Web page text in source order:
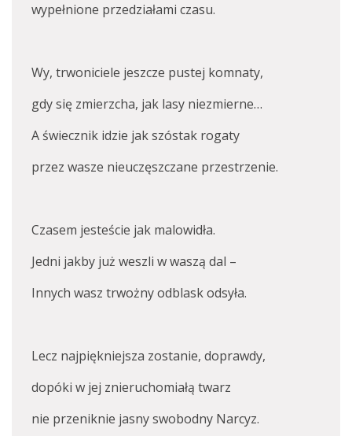
wypełnione przedziałami czasu.
Wy, trwoniciele jeszcze pustej komnaty,
gdy się zmierzcha, jak lasy niezmierne…
A świecznik idzie jak szóstak rogaty
przez wasze nieuczęszczane przestrzenie.
Czasem jesteście jak malowidła.
Jedni jakby już weszli w waszą dal –
Innych wasz trwożny odblask odsyła.
Lecz najpiękniejsza zostanie, doprawdy,
dopóki w jej znieruchomiałą twarz
nie przeniknie jasny swobodny Narcyz.